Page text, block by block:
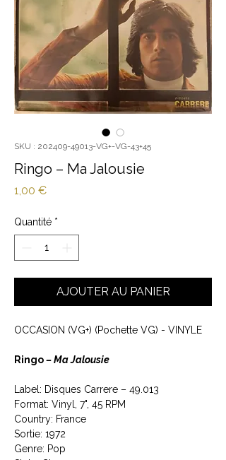
SKU : 202409-49013-VG+-VG-43+45
Ringo ‎– Ma Jalousie
1,00 €Prix
Quantité *
AJOUTER AU PANIER
OCCASION (VG+) (Pochette VG) - VINYLE
Ringo‎– Ma Jalousie
Label: Disques Carrere ‎– 49.013
Format: Vinyl, 7", 45 RPM
Country: France
Sortie: 1972
Genre: Pop